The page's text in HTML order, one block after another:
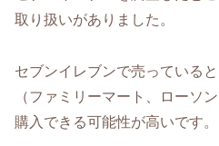
取り扱いがありました。
セブンイレブンで売っている
（ファミリーマート、ローソ
購入できる可能性が高いです。